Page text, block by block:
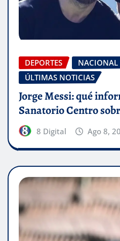
DEPORTES NACIONAL
ÚLTIMAS NOTICIAS
Jorge Messi: qué
Sanatorio Centro
8 Digital Ago 8,